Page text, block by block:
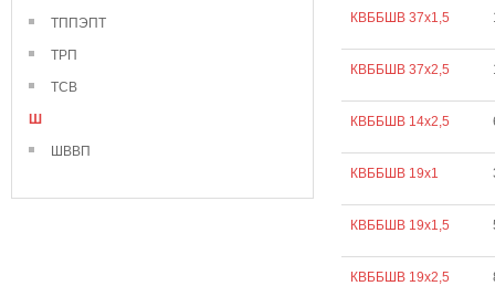
ТППЭПТ
ТРП
ТСВ
Ш
ШВВП
КВББШВ 37х1,5
КВББШВ 37х2,5
КВББШВ 14х2,5
КВББШВ 19х1
КВББШВ 19х1,5
КВББШВ 19х2,5